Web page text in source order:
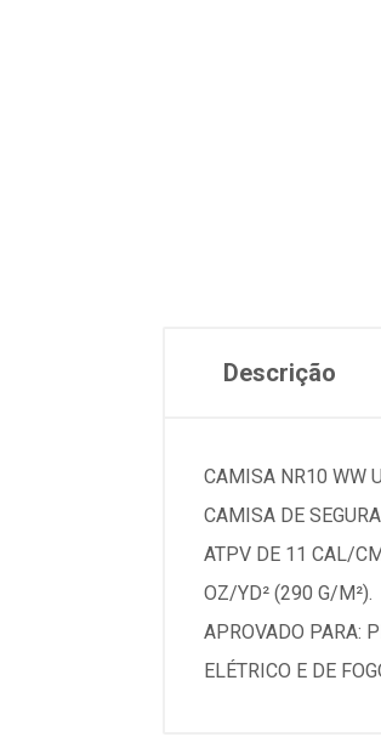
Descrição
CAMISA NR10 WW
CAMISA DE
ATPV DE 11 CAL/
OZ/YD² (290 G/M²).
APROVADO PARA:
ELÉTRICO E DE